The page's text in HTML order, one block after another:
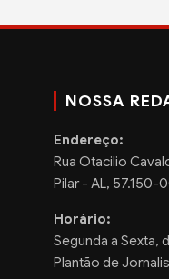
NOSSA
Endereço:
Rua Otacilio
Pilar - AL, 57.150-
Horário:
Segunda a Sexta,
Plantão de